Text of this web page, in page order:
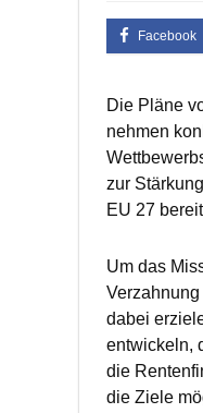
Die Pläne
nehmen
zur
EU 27
Um das
dabei
entwickeln,
die
die Ziele